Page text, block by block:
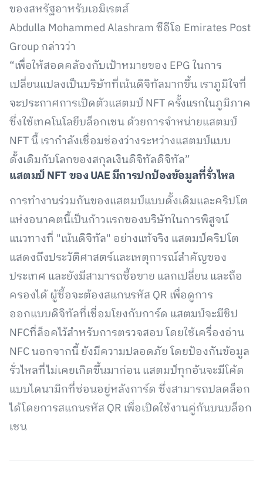
ของสหรัฐอาหรับเอมิเรตส์
Abdulla Mohammed Alashram ซีอีโอ Emirates Post
Group กล่าวว่า
“เพื่อให้สอดคล้องกับเป้าหมายของ EPG ในการ
เปลี่ยนแปลงเป็นบริษัทที่เน้นดิจิทัลมากขึ้น เราภูมิใจที่
จะประกาศการเปิดตัวแสตมป์ NFT ครั้งแรกในภูมิภาค
ซึ่งใช้เทคโนโลยีบล็อกเชน ด้วยการจำหน่ายแสตมป์
NFT นี้ เรากำลังเชื่อมช่องว่างระหว่างแสตมป์แบบ
ดั้งเดิมกับโลกของสกุลเงินดิจิทัลดิจิทัล”
แสตมป์NFTของUAEมีการปกป้องข้อมูลที่รั่วไหล
การทำงานร่วมกันของแสตมป์แบบดั้งเดิมและคริปโต
แห่งอนาคตนี้เป็นก้าวแรกของบริษัทในการพิสูจน์
แนวทางที่ "เน้นดิจิทัล" อย่างแท้จริง แสตมป์คริปโต
แสดงถึงประวัติศาสตร์และเหตุการณ์สำคัญของ
ประเทศ และยังมีสามารถซื้อขาย แลกเปลี่ยน และถือ
ครองได้ ผู้ซื้อจะต้องสแกนรหัส QR เพื่อดูการ
ออกแบบดิจิทัลที่เชื่อมโยงกับการ์ด แสตมป์จะมีชิป
NFCที่ล็อคไว้สำหรับการตรวจสอบ โดยใช้เครื่องอ่าน
NFC นอกจากนี้ ยังมีความปลอดภัย โดยป้องกันข้อมูล
รั่วไหลที่ไม่เคยเกิดขึ้นมาก่อน แสตมป์ทุกอันจะมีโค้ด
แบบไดนามิกที่ซ่อนอยู่หลังการ์ด ซึ่งสามารถปลดล็อก
ได้โดยการสแกนรหัส QR เพื่อเปิดใช้งานคู่กันบนบล็อก
เชน